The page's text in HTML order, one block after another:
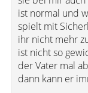
ist normal und
spielt mit
ihr nicht mehr
ist nicht so
der Vater mal
dann kann er